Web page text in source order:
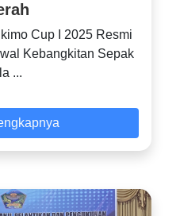
Cup I 2025 Resmi
Kebangkitan Sepak
...